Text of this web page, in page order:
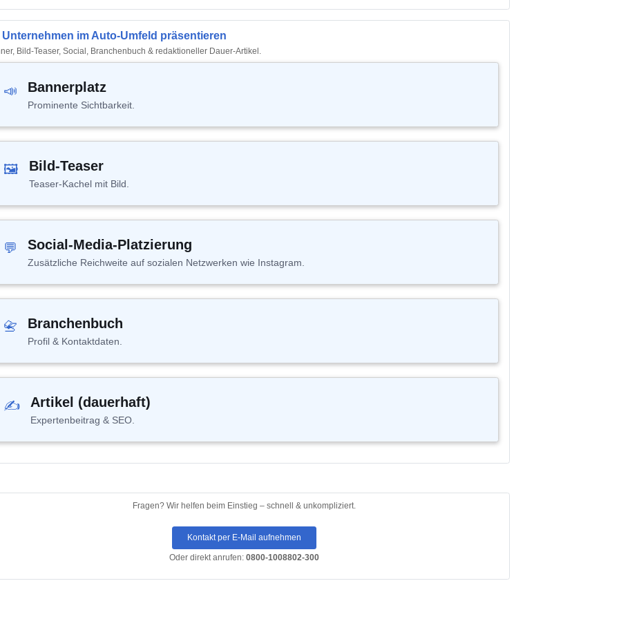
Unternehmen im Auto-Umfeld präsentieren
Bild-Teaser, Social, Branchenbuch & redaktioneller Dauer-Artikel.
📣 Bannerplatz
Prominente Sichtbarkeit.
🖼 Bild-Teaser
Teaser-Kachel mit Bild.
💬 Social-Media-Platzierung
Zusätzliche Reichweite auf sozialen Netzwerken wie Instagram.
📇 Branchenbuch
Profil & Kontaktdaten.
✍ Artikel (dauerhaft)
Expertenbeitrag & SEO.
Fragen?Wir helfen beim Einstieg – schnell & unkompliziert.
Kontakt per E-Mail aufnehmen
Oder direkt anrufen: 0800-1008802-300